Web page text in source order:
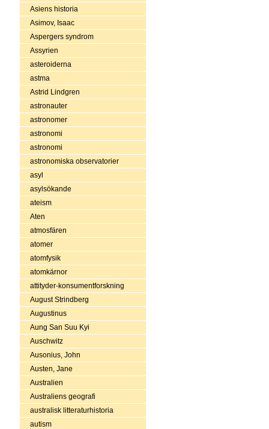
Asiens historia
Asimov, Isaac
Aspergers syndrom
Assyrien
asteroiderna
astma
Astrid Lindgren
astronauter
astronomer
astronomi
astronomi
astronomiska observatorier
asyl
asylsökande
ateism
Aten
atmosfären
atomer
atomfysik
atomkärnor
attityder-konsumentforskning
August Strindberg
Augustinus
Aung San Suu Kyi
Auschwitz
Ausonius, John
Austen, Jane
Australien
Australiens geografi
australisk litteraturhistoria
autism